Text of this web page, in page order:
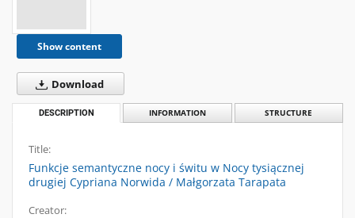
Show content
Download
DESCRIPTION INFORMATION STRUCTURE
Title:
Funkcje semantyczne nocy i świtu w Nocy tysiącznej
drugiej Cypriana Norwida / Małgorzata Tarapata
Creator: